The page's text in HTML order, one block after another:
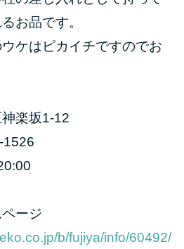
お品です。
ケはピカイチですのでお
楽坂1-12
ージ
b/fujiya/info/60492/